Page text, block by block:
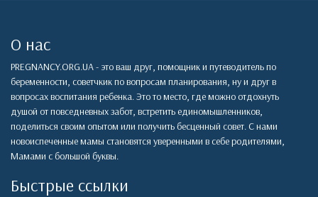
О нас
PREGNANCY.ORG.UA - это ваш друг, помощник и путеводитель по
беременности, советчкик по вопросам планирования, ну и друг в
вопросах воспитания ребенка. Это то место, где можно отдохнуть
душой от повседневных забот, встретить единомышленников,
поделиться своим опытом или получить бесценный совет. С нами
новоиспеченные мамы становятся уверенными в себе родителями,
Мамами с большой буквы.
Быстрые ссылки